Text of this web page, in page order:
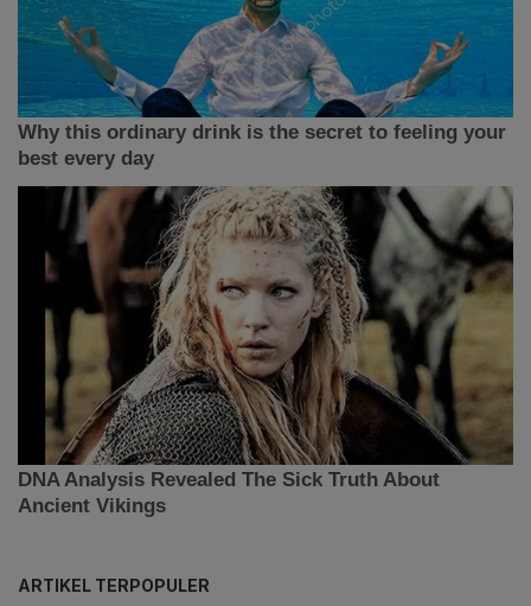
ARTIKEL TERPOPULER